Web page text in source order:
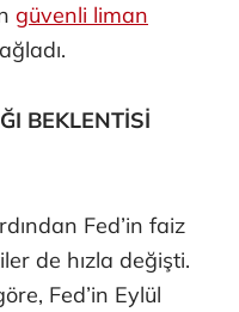
güvenli liman
BEKLENTİSİ
Fed’in faiz
de hızla değişti.
Fed’in Eylül